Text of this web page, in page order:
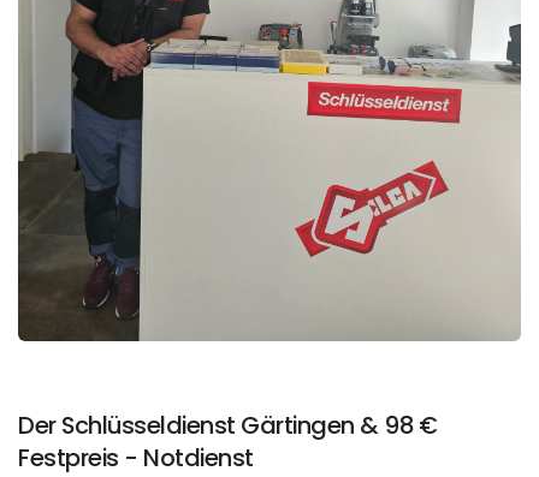
Der Schlüsseldienst Gärtingen & 98 €
Festpreis - Notdienst